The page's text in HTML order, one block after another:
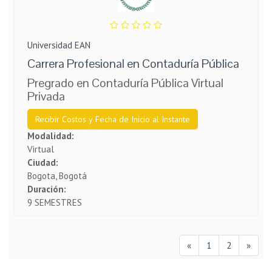
Universidad EAN
Carrera Profesional en Contaduría Pública
Pregrado en Contaduría Pública Virtual
Privada
Recibir Costos y Fecha de Inicio al Instante
Modalidad:
Virtual
Ciudad:
Bogota, Bogotá
Duración:
9 SEMESTRES
« 1 2 »